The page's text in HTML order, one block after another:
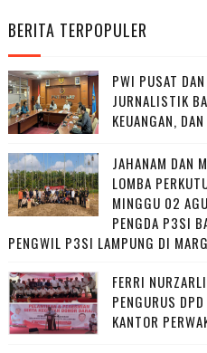
BERITA TERPOPULER
PWI PUSAT
JURNALISTIK
KEUANGAN,
JAHANAM DAN
LOMBA
MINGGU 02
PENGDA P3SI
PENGWIL P3SI LAMPUNG DI
FERRI
PENGURUS
KANTOR